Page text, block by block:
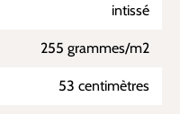
intissé
255 grammes/m2
53 centimètres